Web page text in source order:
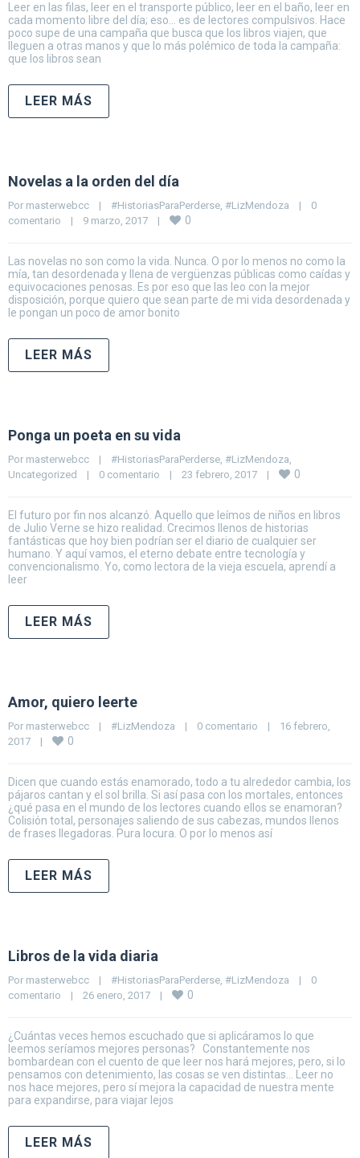
Leer en las filas, leer en el transporte público, leer en el baño, leer en
cada momento libre del día; eso… es de lectores compulsivos. Hace
poco supe de una campaña que busca que los libros viajen, que
lleguen a otras manos y que lo más polémico de toda la campaña:
que los libros sean
LEER MÁS
Novelas a la orden del día
Por masterwebcc | #HistoriasParaPerderse, #LizMendoza |
0
comentario
| 9 marzo, 2017 | 0
Las novelas no son como la vida. Nunca. O por lo menos no como la
mía, tan desordenada y llena de vergüenzas públicas como caídas y
equivocaciones penosas. Es por eso que las leo con la mejor
disposición, porque quiero que sean parte de mi vida desordenada y
le pongan un poco de amor bonito
LEER MÁS
Ponga un poeta en su vida
Por masterwebcc | #HistoriasParaPerderse, #LizMendoza
Uncategorized
| 0 comentario | 23 febrero, 2017 | 0
El futuro por fin nos alcanzó. Aquello que leímos de niños en libros
de Julio Verne se hizo realidad. Crecimos llenos de historias
fantásticas que hoy bien podrían ser el diario de cualquier ser
humano. Y aquí vamos, el eterno debate entre tecnología y
convencionalismo. Yo, como lectora de la vieja escuela, aprendí a
leer
LEER MÁS
Amor, quiero leerte
Por masterwebcc | #LizMendoza | 0 comentario |
16 febrero,
2017 | 0
Dicen que cuando estás enamorado, todo a tu alrededor cambia, los
pájaros cantan y el sol brilla. Si así pasa con los mortales, entonces
¿qué pasa en el mundo de los lectores cuando ellos se enamoran?
Colisión total, personajes saliendo de sus cabezas, mundos llenos
de frases llegadoras. Pura locura. O por lo menos así
LEER MÁS
Libros de la vida diaria
Por masterwebcc | #HistoriasParaPerderse, #LizMendoza |
0
comentario
| 26 enero, 2017 | 0
¿Cuántas veces hemos escuchado que si aplicáramos lo que
leemos seríamos mejores personas? Constantemente nos
bombardean con el cuento de que leer nos hará mejores, pero, si lo
pensamos con detenimiento, las cosas se ven distintas… Leer no
nos hace mejores, pero sí mejora la capacidad de nuestra mente
para expandirse, para viajar lejos
LEER MÁS